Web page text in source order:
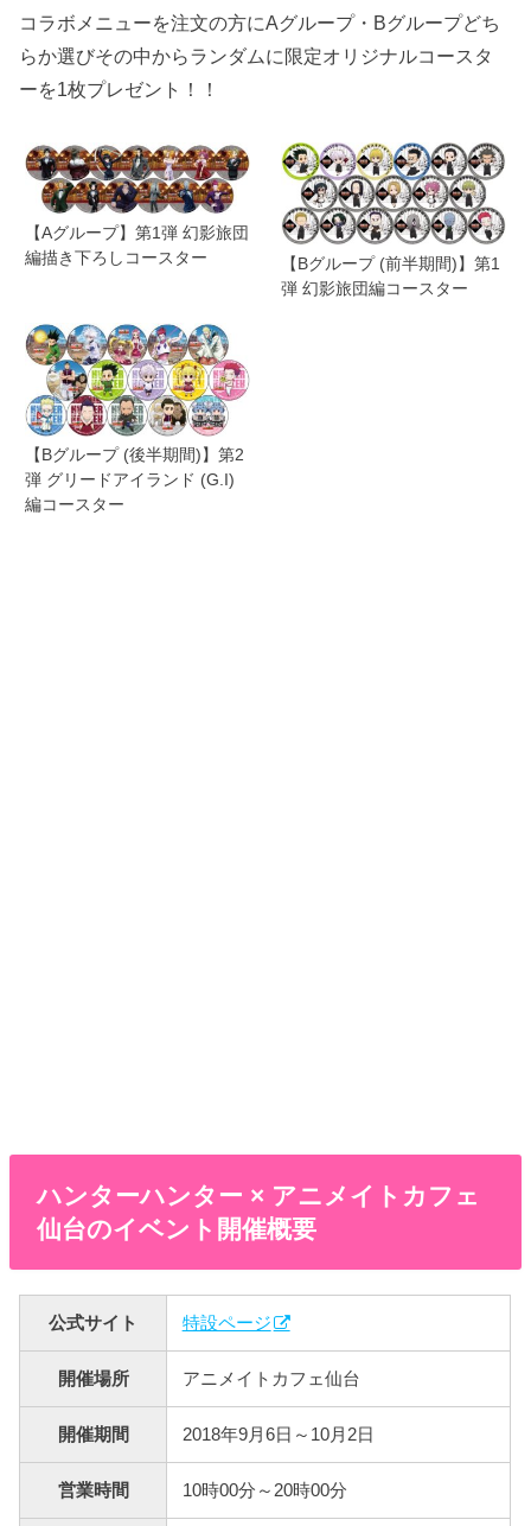
コラボメニューを注文の方にAグループ・Bグループどち
らか選びその中からランダムに限定オリジナルコースタ
ーを1枚プレゼント！！
【Aグループ】第1弾 幻影旅団
編描き下ろしコースター
【Bグループ (前半期間)】第1
弾 幻影旅団編コースター
【Bグループ (後半期間)】第2
弾 グリードアイランド (G.I)
編コースター
ハンターハンター × アニメイトカフェ
仙台のイベント開催概要
公式サイト 特設ページ
開催場所 アニメイトカフェ仙台
開催期間 2018年9月6日～10月2日
営業時間 10時00分～20時00分